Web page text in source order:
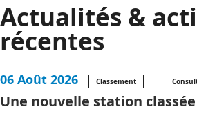
Actualités &
récentes
06 Août 2026 Classement
Une nouvelle station